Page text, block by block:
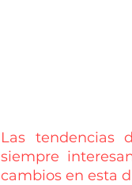
Las tendencias
siempre
cambios en esta